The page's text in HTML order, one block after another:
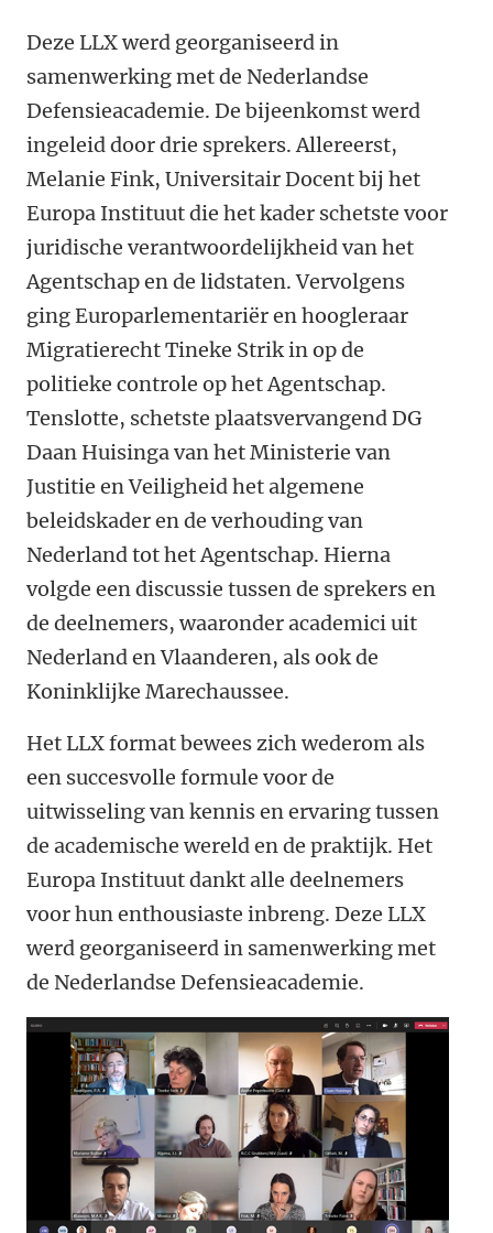
Deze LLX werd georganiseerd in
samenwerking met de Nederlandse
Defensieacademie. De bijeenkomst werd
ingeleid door drie sprekers. Allereerst,
Melanie Fink, Universitair Docent bij het
Europa Instituut die het kader schetste voor
juridische verantwoordelijkheid van het
Agentschap en de lidstaten. Vervolgens
ging Europarlementariër en hoogleraar
Migratierecht Tineke Strik in op de
politieke controle op het Agentschap.
Tenslotte, schetste plaatsvervangend DG
Daan Huisinga van het Ministerie van
Justitie en Veiligheid het algemene
beleidskader en de verhouding van
Nederland tot het Agentschap. Hierna
volgde een discussie tussen de sprekers en
de deelnemers, waaronder academici uit
Nederland en Vlaanderen, als ook de
Koninklijke Marechaussee.
Het LLX format bewees zich wederom als
een succesvolle formule voor de
uitwisseling van kennis en ervaring tussen
de academische wereld en de praktijk. Het
Europa Instituut dankt alle deelnemers
voor hun enthousiaste inbreng. Deze LLX
werd georganiseerd in samenwerking met
de Nederlandse Defensieacademie.